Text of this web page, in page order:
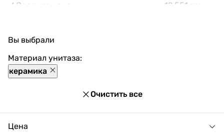
✔️ Средняя цена
19 551 грн
При покупке Унитазы из керамики в нашем магазине
доступны разнообразные способы оплаты, покупка в
кредит и множество акций и скидок для каждого
покупателя.
Вы выбрали
Материал унитаза:
керамика
Очистить все
Цена